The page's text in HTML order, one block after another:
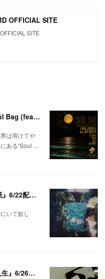
OFFICIAL SITE
SITE
Lara Jarrell ニューシングル『Soul Bag (feat. Def Nuts.p)』配信スタート！
は溶けてや
ある“Soul …
Lara Jarrell ニューシングル『手紙』6/22配信スタート！
いて欲し
ICE-K待望の2ndアルバム『最幸人生』6/26リリース！